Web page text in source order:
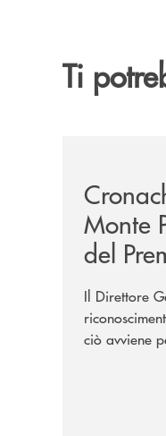
Ti
Monte
del
Il Direttore
ciò avviene